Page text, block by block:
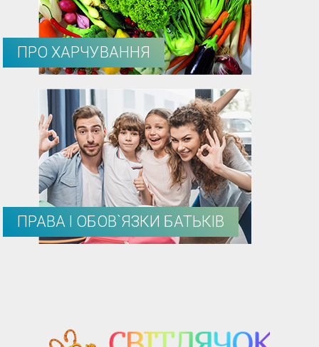
ПРО ХАРЧУВАННЯ
ПРАВА І ОБОВ`ЯЗКИ БАТЬКІВ